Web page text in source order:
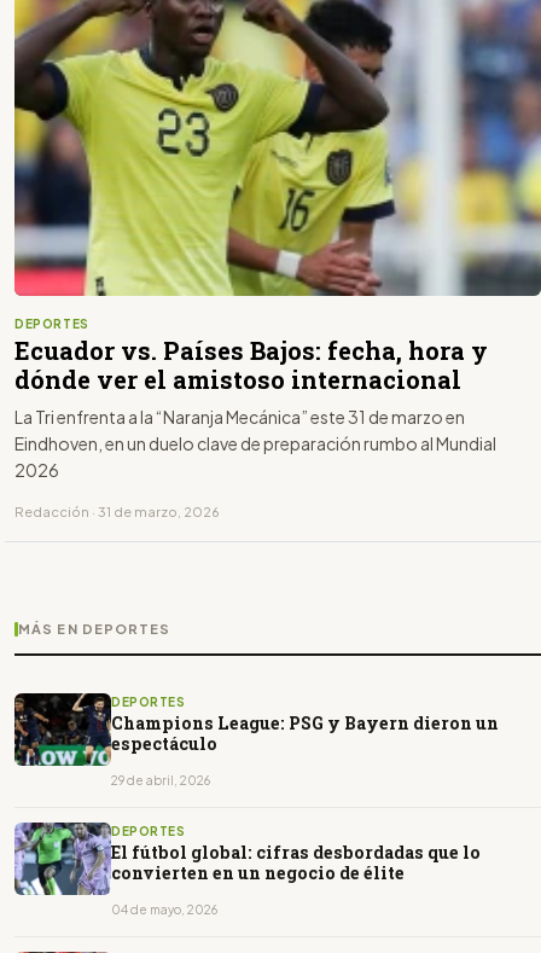
DEPORTES
Ecuador vs. Países Bajos: fecha, hora y
dónde ver el amistoso internacional
La Tri enfrenta a la “Naranja Mecánica” este 31 de marzo en
Eindhoven, en un duelo clave de preparación rumbo al Mundial
2026
Redacción · 31 de marzo, 2026
MÁS EN DEPORTES
DEPORTES
Champions League: PSG y Bayern dieron un
espectáculo
29 de abril, 2026
DEPORTES
El fútbol global: cifras desbordadas que lo
convierten en un negocio de élite
04 de mayo, 2026